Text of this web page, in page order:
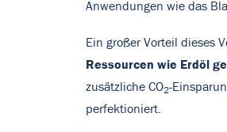
Anwendungen wie das
Ein großer Vorteil dieses
Ressourcen wie Erdöl
zusätzliche CO2-
perfektioniert.